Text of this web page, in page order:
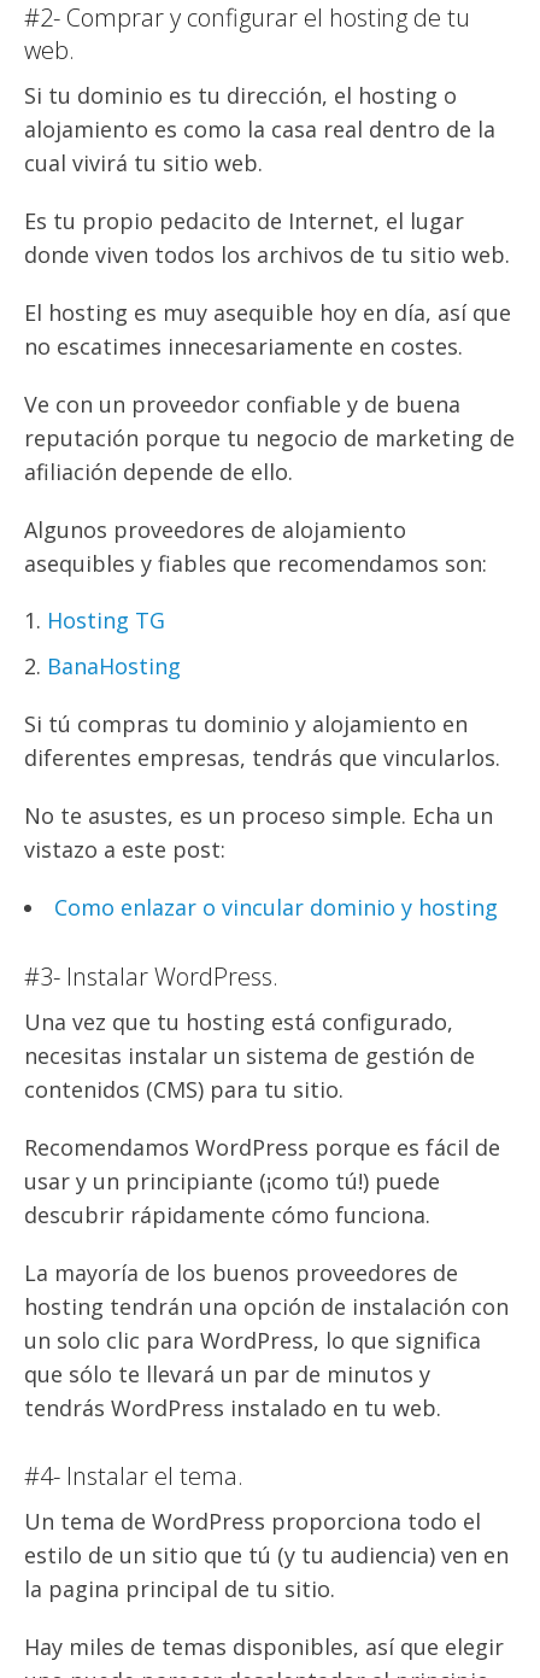
#2- Comprar y configurar el hosting de tu
web.
Si tu dominio es tu dirección, el hosting o
alojamiento es como la casa real dentro de la
cual vivirá tu sitio web.
Es tu propio pedacito de Internet, el lugar
donde viven todos los archivos de tu sitio web.
El hosting es muy asequible hoy en día, así que
no escatimes innecesariamente en costes.
Ve con un proveedor confiable y de buena
reputación porque tu negocio de marketing de
afiliación depende de ello.
Algunos proveedores de alojamiento
asequibles y fiables que recomendamos son:
Hosting TG
BanaHosting
Si tú compras tu dominio y alojamiento en
diferentes empresas, tendrás que vincularlos.
No te asustes, es un proceso simple. Echa un
vistazo a este post:
Como enlazar o vincular dominio y hosting
#3- Instalar WordPress.
Una vez que tu hosting está configurado,
necesitas instalar un sistema de gestión de
contenidos (CMS) para tu sitio.
Recomendamos WordPress porque es fácil de
usar y un principiante (¡como tú!) puede
descubrir rápidamente cómo funciona.
La mayoría de los buenos proveedores de
hosting tendrán una opción de instalación con
un solo clic para WordPress, lo que significa
que sólo te llevará un par de minutos y
tendrás WordPress instalado en tu web.
#4- Instalar el tema.
Un tema de WordPress proporciona todo el
estilo de un sitio que tú (y tu audiencia) ven en
la pagina principal de tu sitio.
Hay miles de temas disponibles, así que elegir